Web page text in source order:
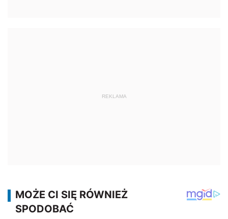
REKLAMA